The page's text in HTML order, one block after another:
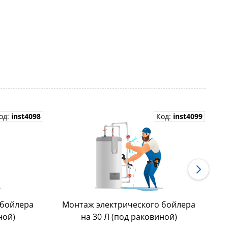
inst4098 Код: inst4099
Монтаж электрического бойлера
на 30 Л (под раковиной)